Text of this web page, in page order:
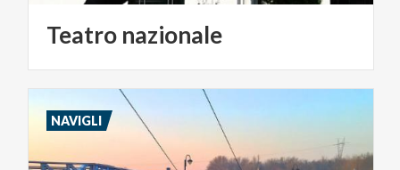
Teatro nazionale
NAVIGLI